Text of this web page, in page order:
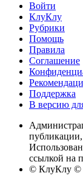
Войти
КлуКлу
Рубрики
Помощь
Правила
Соглашение
Поддержка
В версию
ссылкой на
© КлуКлу ©